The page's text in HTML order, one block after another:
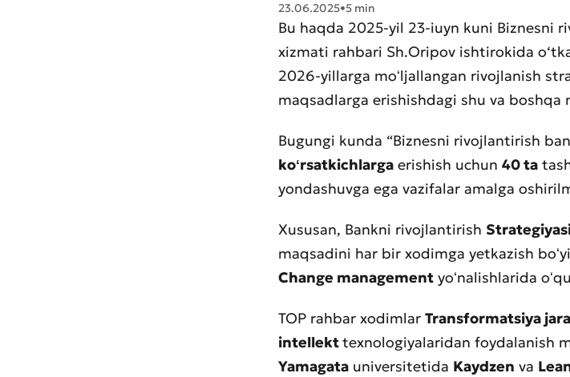
23.06.2025•5 min
Bu haqda 2025-yil 23-iuyn kuni Biznesni
xizmati rahbari Sh.Oripov ishtirokida
2026-yillarga moʻljallangan rivojlanish
maqsadlarga erishishdagi shu va
Bugungi kunda “Biznesni rivojlantirish
koʻrsatkichlarga erishish uchun 40 ta
yondashuvga ega vazifalar amalga
Xususan, Bankni rivojlantirish
maqsadini har bir xodimga yetkazish
Change management yoʻnalishlarida
TOP rahbar xodimlar Transformatsiya
intellekttexnologiyalaridan foydalanish
Yamagata universitetida Kaydzen va